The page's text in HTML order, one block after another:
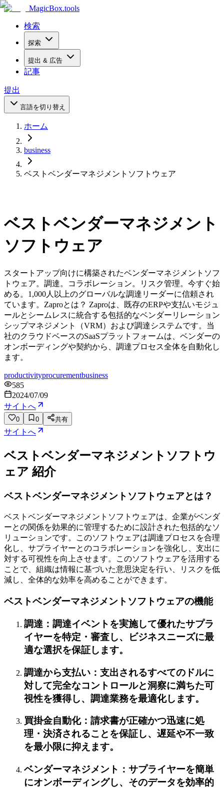
MagicBox.tools
検索
探索
提出 & 広告
記事
提出
言語を切り替え
ホーム
business
ベストベンダーマネジメントソフトウェア
ベストベンダーマネジメント
ソフトウェア
スタートアップ向けに構築されたベンダーマネジメントソフ
トウェア。調達。コラボレーション。リスク管理。今すぐ始
める。1,000人以上のグローバルな調達リーダーに信頼され
ています。Zaproとは？ Zaproは、既存のERPや支払いモジュ
ールとシームレスに統合する包括的なベンダーリレーション
シップマネジメント（VRM）および調達システムです。当
社のクラウドベースのSaaSプラットフォームは、ベンダーの
オンボーディングや契約から、調達プロセス全体を自動化し
ます。
productivityprocurementbusiness
585
2024/07/09
サイトへ
0 0 共有
サイトへ
ベストベンダーマネジメントソフトウ
ェア 紹介
ベストベンダーマネジメントソフトウェアとは？
ベストベンダーマネジメントソフトウェアは、企業がベンダ
ーとの関係を効果的に管理するために設計された包括的なソ
リューションです。このソフトウェアは調達プロセスを合理
化し、サプライヤーとのコラボレーションを強化し、支出に
対する可視性を向上させます。このソフトウェアを活用する
ことで、組織は情報に基づいた意思決定を行い、リスクを低
減し、全体的な効率を高めることができます。
ベストベンダーマネジメントソフトウェアの機能
調達：調達イベントを実施して優れたサプラ
イヤーを特定・審査し、ビジネスニーズに最
適な選択を保証します。
調達から支払い：支出されるすべてのドルに
対して完全なコントロールと洞察に満ちた可
視性を獲得し、調達業務を最適化します。
買掛金自動化：請求書が正確かつ迅速に処
理・決済されることを保証し、遅延や不一致
を最小限に抑えます。
ベンダーマネジメント：サプライヤーを簡単
にオンボーディングし、そのデータを効率的